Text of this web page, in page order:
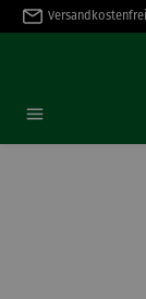
springen